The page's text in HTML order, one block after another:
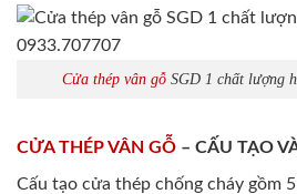
Cửa thép vân gỗ SGD 1 chất lượng
CỬA THÉP VÂN GỖ – CẤU TẠO
Cấu tạo cửa thép chống cháy gồm